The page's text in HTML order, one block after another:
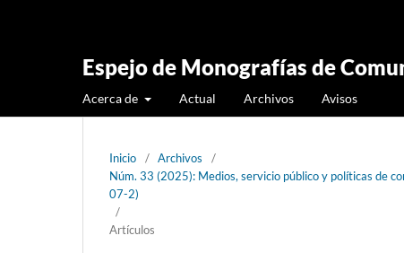
Espejo de Monografías de
Acerca de Actual Archivos Avisos
Inicio / Archivos
/
Núm. 33 (2025): Medios, servicio público y políticas de
07-2)
/
Artículos